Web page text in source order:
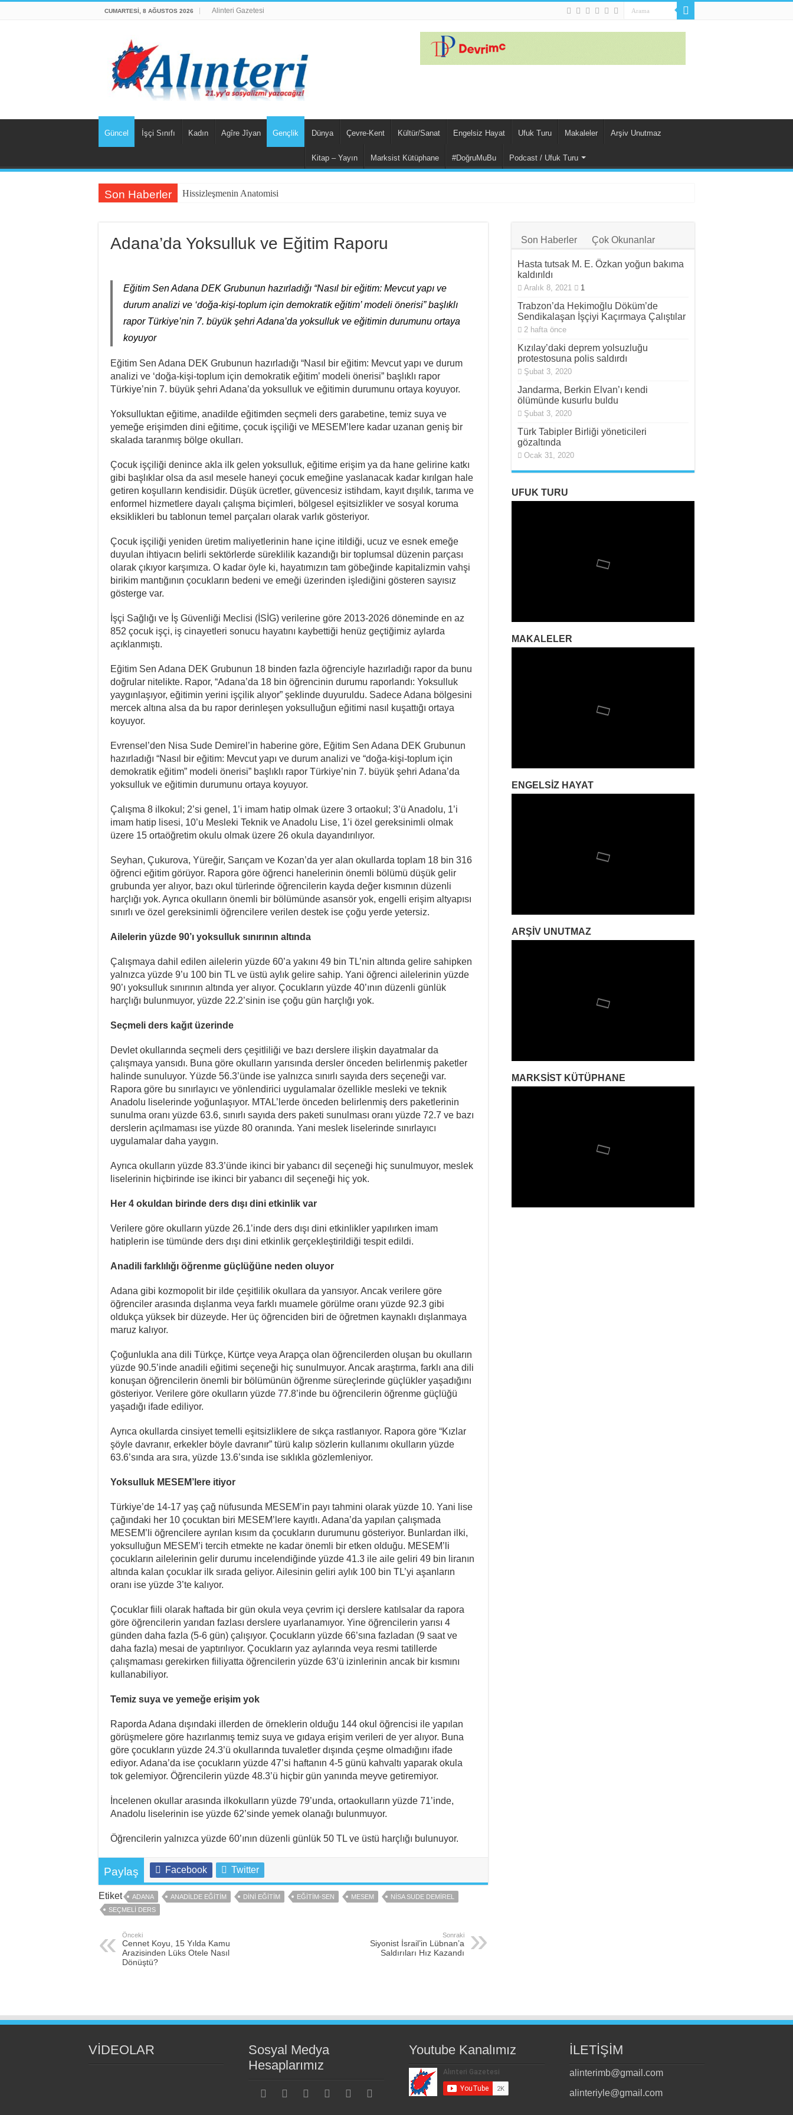
CUMARTESI, 8 AĞUSTOS 2026 Alinteri Gazetesi
Güncel İşçi Sınıfı Kadın Agîre Jîyan Gençlik Dünya Çevre-Kent Kültür/Sanat Engelsiz Hayat Ufuk Turu Makaleler Arşiv Unutmaz
Kitap – Yayın Marksist Kütüphane #DoğruMuBu Podcast / Ufuk Turu
Son Haberler
Hissizleşmenin Anatomisi
İsviçre’nin İade Ettiği Bahar Yalçınkaya Türkiye’de Tutuklandı
KORTEKS İşçileri 20 Yıllık Sultaya Karşı Çıkıyor
Stuttgart’ta Kadın Katliamı Girişimine Karşı Kadınlar
Adana’da Yoksulluk ve Eğitim Raporu
Eğitim Sen Adana DEK Grubunun hazırladığı “Nasıl bir eğitim: Mevcut yapı ve
durum analizi ve ‘doğa-kişi-toplum için demokratik eğitim’ modeli önerisi” başlıklı
rapor Türkiye’nin 7. büyük şehri Adana’da yoksulluk ve eğitimin durumunu ortaya
koyuyor
Eğitim Sen Adana DEK Grubunun hazırladığı “Nasıl bir eğitim: Mevcut yapı ve durum
analizi ve ‘doğa-kişi-toplum için demokratik eğitim’ modeli önerisi” başlıklı rapor
Türkiye’nin 7. büyük şehri Adana’da yoksulluk ve eğitimin durumunu ortaya koyuyor.
Yoksulluktan eğitime, anadilde eğitimden seçmeli ders garabetine, temiz suya ve
yemeğe erişimden dini eğitime, çocuk işçiliği ve MESEM’lere kadar uzanan geniş bir
skalada taranmış bölge okulları.
Çocuk işçiliği denince akla ilk gelen yoksulluk, eğitime erişim ya da hane gelirine katkı
gibi başlıklar olsa da asıl mesele haneyi çocuk emeğine yaslanacak kadar kırılgan hale
getiren koşulların kendisidir. Düşük ücretler, güvencesiz istihdam, kayıt dışılık, tarıma ve
enformel hizmetlere dayalı çalışma biçimleri, bölgesel eşitsizlikler ve sosyal koruma
eksiklikleri bu tablonun temel parçaları olarak varlık gösteriyor.
Çocuk işçiliği yeniden üretim maliyetlerinin hane içine itildiği, ucuz ve esnek emeğe
duyulan ihtiyacın belirli sektörlerde süreklilik kazandığı bir toplumsal düzenin parçası
olarak çıkıyor karşımıza. O kadar öyle ki, hayatımızın tam göbeğinde kapitalizmin vahşi
birikim mantığının çocukların bedeni ve emeği üzerinden işlediğini gösteren sayısız
gösterge var.
İşçi Sağlığı ve İş Güvenliği Meclisi (İSİG) verilerine göre 2013-2026 döneminde en az
852 çocuk işçi, iş cinayetleri sonucu hayatını kaybettiği henüz geçtiğimiz aylarda
açıklanmıştı.
Eğitim Sen Adana DEK Grubunun 18 binden fazla öğrenciyle hazırladığı rapor da bunu
doğrular nitelikte. Rapor, “Adana’da 18 bin öğrencinin durumu raporlandı: Yoksulluk
yaygınlaşıyor, eğitimin yerini işçilik alıyor” şeklinde duyuruldu. Sadece Adana bölgesini
mercek altına alsa da bu rapor derinleşen yoksulluğun eğitimi nasıl kuşattığı ortaya
koyuyor.
Evrensel’den Nisa Sude Demirel’in haberine göre, Eğitim Sen Adana DEK Grubunun
hazırladığı “Nasıl bir eğitim: Mevcut yapı ve durum analizi ve “doğa-kişi-toplum için
demokratik eğitim” modeli önerisi” başlıklı rapor Türkiye’nin 7. büyük şehri Adana’da
yoksulluk ve eğitimin durumunu ortaya koyuyor.
Çalışma 8 ilkokul; 2’si genel, 1’i imam hatip olmak üzere 3 ortaokul; 3’ü Anadolu, 1’i
imam hatip lisesi, 10’u Mesleki Teknik ve Anadolu Lise, 1’i özel gereksinimli olmak
üzere 15 ortaöğretim okulu olmak üzere 26 okula dayandırılıyor.
Seyhan, Çukurova, Yüreğir, Sarıçam ve Kozan’da yer alan okullarda toplam 18 bin 316
öğrenci eğitim görüyor. Rapora göre öğrenci hanelerinin önemli bölümü düşük gelir
grubunda yer alıyor, bazı okul türlerinde öğrencilerin kayda değer kısmının düzenli
harçlığı yok. Ayrıca okulların önemli bir bölümünde asansör yok, engelli erişim altyapısı
sınırlı ve özel gereksinimli öğrencilere verilen destek ise çoğu yerde yetersiz.
Ailelerin yüzde 90’ı yoksulluk sınırının altında
Çalışmaya dahil edilen ailelerin yüzde 60’a yakını 49 bin TL’nin altında gelire sahipken
yalnızca yüzde 9’u 100 bin TL ve üstü aylık gelire sahip. Yani öğrenci ailelerinin yüzde
90’ı yoksulluk sınırının altında yer alıyor. Çocukların yüzde 40’ının düzenli günlük
harçlığı bulunmuyor, yüzde 22.2’sinin ise çoğu gün harçlığı yok.
Seçmeli ders kağıt üzerinde
Devlet okullarında seçmeli ders çeşitliliği ve bazı derslere ilişkin dayatmalar da
çalışmaya yansıdı. Buna göre okulların yarısında dersler önceden belirlenmiş paketler
halinde sunuluyor. Yüzde 56.3’ünde ise yalnızca sınırlı sayıda ders seçeneği var.
Rapora göre bu sınırlayıcı ve yönlendirici uygulamalar özellikle mesleki ve teknik
Anadolu liselerinde yoğunlaşıyor. MTAL’lerde önceden belirlenmiş ders paketlerinin
sunulma oranı yüzde 63.6, sınırlı sayıda ders paketi sunulması oranı yüzde 72.7 ve bazı
derslerin açılmaması ise yüzde 80 oranında. Yani meslek liselerinde sınırlayıcı
uygulamalar daha yaygın.
Ayrıca okulların yüzde 83.3’ünde ikinci bir yabancı dil seçeneği hiç sunulmuyor, meslek
liselerinin hiçbirinde ise ikinci bir yabancı dil seçeneği hiç yok.
Her 4 okuldan birinde ders dışı dini etkinlik var
Verilere göre okulların yüzde 26.1’inde ders dışı dini etkinlikler yapılırken imam
hatiplerin ise tümünde ders dışı dini etkinlik gerçekleştirildiği tespit edildi.
Anadili farklılığı öğrenme güçlüğüne neden oluyor
Adana gibi kozmopolit bir ilde çeşitlilik okullara da yansıyor. Ancak verilere göre
öğrenciler arasında dışlanma veya farklı muamele görülme oranı yüzde 92.3 gibi
oldukça yüksek bir düzeyde. Her üç öğrenciden biri de öğretmen kaynaklı dışlanmaya
maruz kalıyor.
Çoğunlukla ana dili Türkçe, Kürtçe veya Arapça olan öğrencilerden oluşan bu okulların
yüzde 90.5’inde anadili eğitimi seçeneği hiç sunulmuyor. Ancak araştırma, farklı ana dili
konuşan öğrencilerin önemli bir bölümünün öğrenme süreçlerinde güçlükler yaşadığını
gösteriyor. Verilere göre okulların yüzde 77.8’inde bu öğrencilerin öğrenme güçlüğü
yaşadığı ifade ediliyor.
Ayrıca okullarda cinsiyet temelli eşitsizliklere de sıkça rastlanıyor. Rapora göre “Kızlar
şöyle davranır, erkekler böyle davranır” türü kalıp sözlerin kullanımı okulların yüzde
63.6’sında ara sıra, yüzde 13.6’sında ise sıklıkla gözlemleniyor.
Yoksulluk MESEM’lere itiyor
Türkiye’de 14-17 yaş çağ nüfusunda MESEM’in payı tahmini olarak yüzde 10. Yani lise
çağındaki her 10 çocuktan biri MESEM’lere kayıtlı. Adana’da yapılan çalışmada
MESEM’li öğrencilere ayrılan kısım da çocukların durumunu gösteriyor. Bunlardan ilki,
yoksulluğun MESEM’i tercih etmekte ne kadar önemli bir etken olduğu. MESEM’li
çocukların ailelerinin gelir durumu incelendiğinde yüzde 41.3 ile aile geliri 49 bin liranın
altında kalan çocuklar ilk sırada geliyor. Ailesinin geliri aylık 100 bin TL’yi aşanların
oranı ise yüzde 3’te kalıyor.
Çocuklar fiili olarak haftada bir gün okula veya çevrim içi derslere katılsalar da rapora
göre öğrencilerin yarıdan fazlası derslere uyarlanamıyor. Yine öğrencilerin yarısı 4
günden daha fazla (5-6 gün) çalışıyor. Çocukların yüzde 66’sına fazladan (9 saat ve
daha fazla) mesai de yaptırılıyor. Çocukların yaz aylarında veya resmi tatillerde
çalışmaması gerekirken fiiliyatta öğrencilerin yüzde 63’ü izinlerinin ancak bir kısmını
kullanabiliyor.
Temiz suya ve yemeğe erişim yok
Raporda Adana dışındaki illerden de örneklerin olduğu 144 okul öğrencisi ile yapılan
görüşmelere göre hazırlanmış temiz suya ve gıdaya erişim verileri de yer alıyor. Buna
göre çocukların yüzde 24.3’ü okullarında tuvaletler dışında çeşme olmadığını ifade
ediyor. Adana’da ise çocukların yüzde 47’si haftanın 4-5 günü kahvaltı yaparak okula
tok gelemiyor. Öğrencilerin yüzde 48.3’ü hiçbir gün yanında meyve getiremiyor.
İncelenen okullar arasında ilkokulların yüzde 79’unda, ortaokulların yüzde 71’inde,
Anadolu liselerinin ise yüzde 62’sinde yemek olanağı bulunmuyor.
Öğrencilerin yalnızca yüzde 60’ının düzenli günlük 50 TL ve üstü harçlığı bulunuyor.
Paylaş Facebook Twitter
Etiket ADANA ANADILDE EĞITIM DINI EĞITIM EĞITIM-SEN MESEM
NISA SUDE DEMIREL
SEÇMELI DERS
Önceki
Cennet Koyu, 15 Yılda Kamu
Arazisinden Lüks Otele Nasıl
Dönüştü?
Sonraki
Siyonist İsrail’in Lübnan’a
Saldırıları Hız Kazandı
Son Haberler Çok Okunanlar
Hasta tutsak M. E. Özkan yoğun bakıma
kaldırıldı
Aralık 8, 2021 1
Trabzon’da Hekimoğlu Döküm’de
Sendikalaşan İşçiyi Kaçırmaya Çalıştılar
2 hafta önce
Kızılay’daki deprem yolsuzluğu
protestosuna polis saldırdı
Şubat 3, 2020
Jandarma, Berkin Elvan’ı kendi
ölümünde kusurlu buldu
Şubat 3, 2020
Türk Tabipler Birliği yöneticileri
gözaltında
Ocak 31, 2020
UFUK TURU
MAKALELER
ENGELSIZ HAYAT
ARŞIV UNUTMAZ
MARKSIST KÜTÜPHANE
VİDEOLAR
Sosyal Medya
Hesaplarımız
Youtube Kanalımız İLETİŞİM
alinterimb@gmail.com
alinteriyle@gmail.com